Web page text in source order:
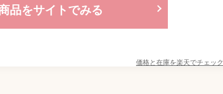
品をサイトでみる
価格と在庫を楽天でチェック